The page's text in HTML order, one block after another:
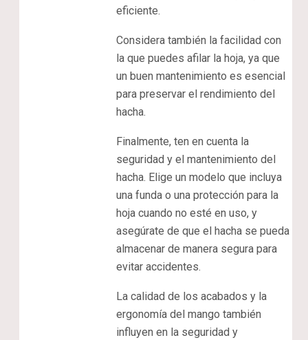
eficiente.
Considera también la facilidad con
la que puedes afilar la hoja, ya que
un buen mantenimiento es esencial
para preservar el rendimiento del
hacha.
Finalmente, ten en cuenta la
seguridad y el mantenimiento del
hacha. Elige un modelo que incluya
una funda o una protección para la
hoja cuando no esté en uso, y
asegúrate de que el hacha se pueda
almacenar de manera segura para
evitar accidentes.
La calidad de los acabados y la
ergonomía del mango también
influyen en la seguridad y